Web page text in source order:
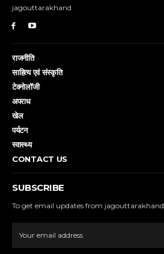
jagouttarakhand
राजनीति
साहित्य एवं संस्कृति
टेक्नोलॉजी
अपराध
खेल
पर्यटन
स्वास्थ्य
CONTACT US
SUBSCRIBE
To get email updates from jagouttarakhand.